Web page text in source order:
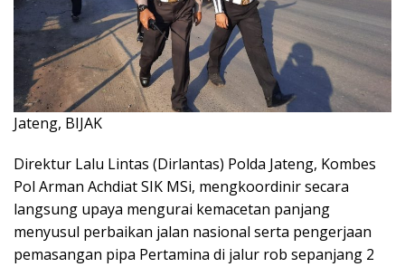
Jateng, BIJAK
Direktur Lalu Lintas (Dirlantas) Polda Jateng, Kombes
Pol Arman Achdiat SIK MSi, mengkoordinir secara
langsung upaya mengurai kemacetan panjang
menyusul perbaikan jalan nasional serta pengerjaan
pemasangan pipa Pertamina di jalur rob sepanjang 2